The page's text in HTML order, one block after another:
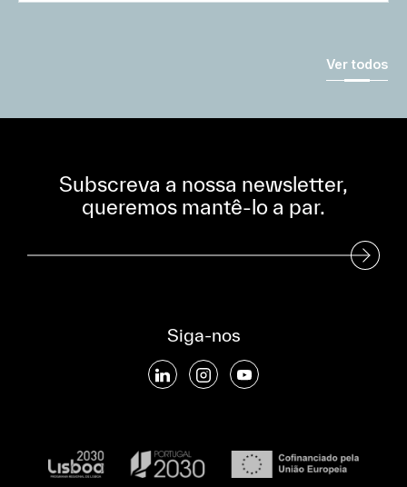
Ver todos
Subscreva a nossa newsletter,
queremos mantê-lo a par.
Subscreva a nossa Newsletter
Siga-nos